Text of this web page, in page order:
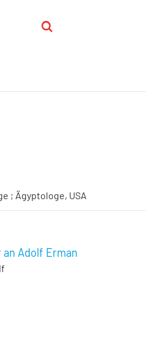
; Ägyptologe, USA
Adolf Erman